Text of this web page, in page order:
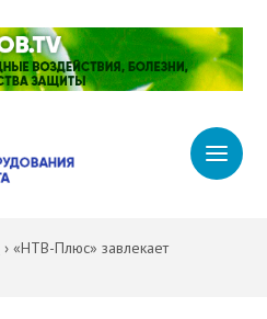
› «НТВ-Плюс» завлекает